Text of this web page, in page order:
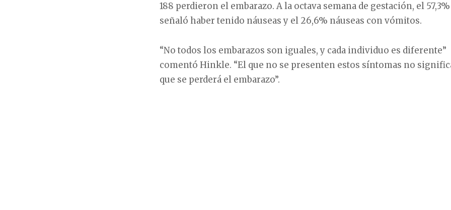
188 perdieron el embarazo. A la octava semana de gestación, el 57,3%
señaló haber tenido náuseas y el 26,6% náuseas con vómitos.
“No todos los embarazos son iguales, y cada individuo es diferente”
comentó Hinkle. “El que no se presenten estos síntomas no
que se perderá el embarazo”.